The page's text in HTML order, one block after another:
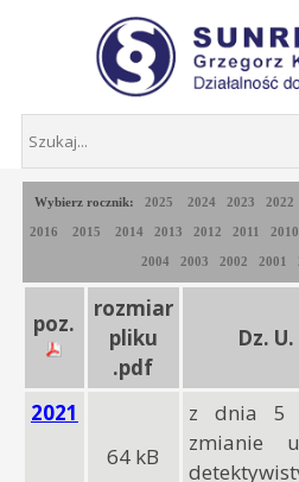
Wybierz rocznik: 2025 2024 2023 2022
2016 2015 2014 2013 2012 2011 2010
2004 2003 2002 2001
poz.
rozmiar
pliku
.pdf
Dz.
2021
64 kB
z dnia 5
zmianie